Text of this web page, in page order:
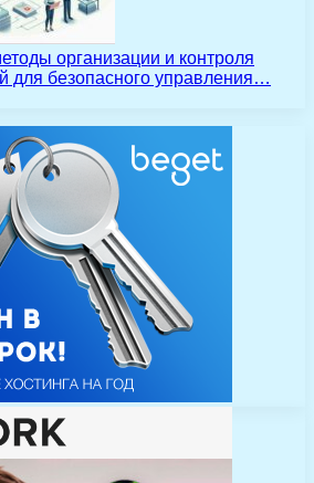
организации и контроля
для безопасного управления…